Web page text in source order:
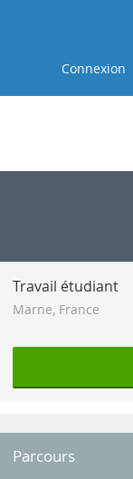
Connexion
Travail étudiant
Marne, France
Parcours